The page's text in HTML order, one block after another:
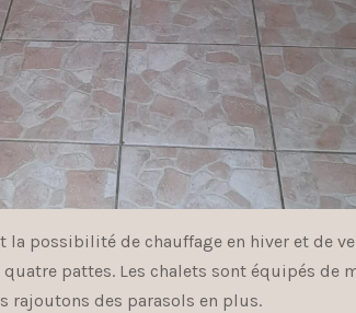
la possibilité de chauffage en hiver et de
pattes. Les chalets sont équipés de
rajoutons des parasols en plus.